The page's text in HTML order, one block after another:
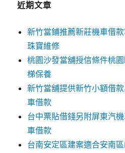
近期文章
新竹當鋪推薦新莊機車借
珠寶維修
桃園沙發當舖授信條件桃
梯保養
新竹當舖提供新竹小額借
車借款
台中票貼借錢另附屏東汽
車借款
台南安定區建案適合安南